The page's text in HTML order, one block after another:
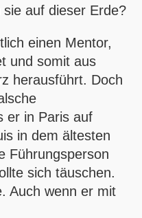
auf dieser Erde?
einen Mentor,
und somit aus
herausführt. Doch
er in Paris auf
in dem ältesten
Führungsperson
sich täuschen.
Auch wenn er mit